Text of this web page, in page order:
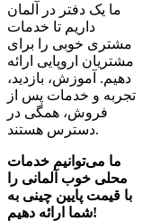
ما یک دفتر در آلمان
داریم تا خدمات
مشتری خوبی را برای
مشتریان اروپایی ارائه
دهیم. آموزش، بازدید،
تجربه و خدمات پس از
فروش، همگی در
دسترس هستند.
ما می‌توانیم خدمات
محلی خوب آلمانی را
با قیمت پایین چینی به
شما ارائه دهیم!